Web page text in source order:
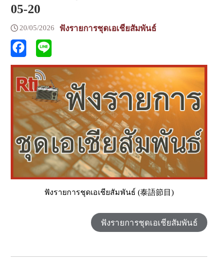
05-20
20/05/2026 ฟังรายการชุดเอเชียสัมพันธ์
ฟังรายการชุดเอเชียสัมพันธ์ (泰語節目)
ฟังรายการชุดเอเชียสัมพันธ์